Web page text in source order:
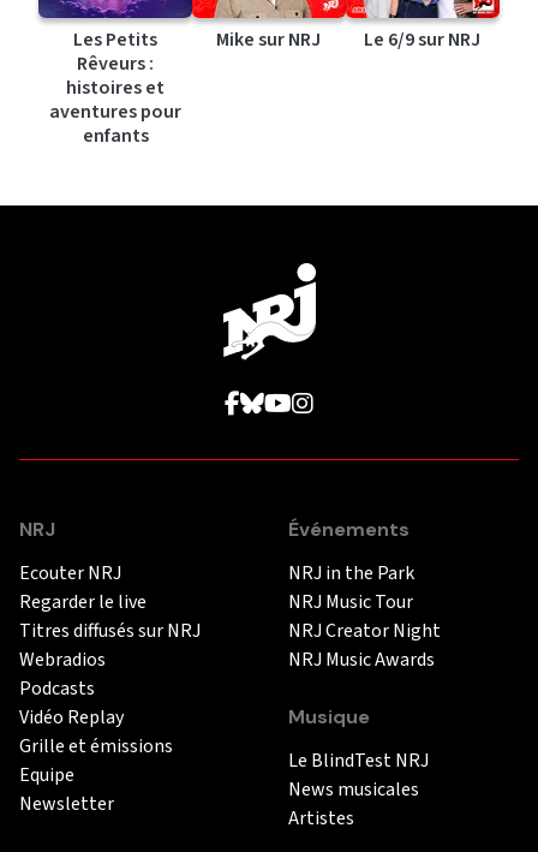
Les Petits
Rêveurs :
histoires et
aventures pour
enfants
Mike sur NRJ Le 6/9 sur NRJ
NRJ
Ecouter NRJ
Regarder le live
Titres diffusés sur NRJ
Webradios
Podcasts
Vidéo Replay
Grille et émissions
Equipe
Newsletter
Événements
NRJ in the Park
NRJ Music Tour
NRJ Creator Night
NRJ Music Awards
Musique
Le BlindTest NRJ
News musicales
Artistes